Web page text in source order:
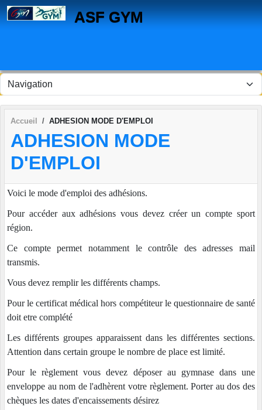
ASF GYM
Accueil ADHESION MODE D'EMPLOI
ADHESION MODE
D'EMPLOI
Voici le mode d'emploi des adhésions.
Pour accéder aux adhésions vous devez créer un compte sport
région.
Ce compte permet notamment le contrôle des adresses mail
transmis.
Vous devez remplir les différents champs.
Pour le certificat médical hors compétiteur le questionnaire de santé
doit etre complété
Les différents groupes apparaissent dans les différentes sections.
Attention dans certain groupe le nombre de place est limité.
Pour le règlement vous devez déposer au gymnase dans une
enveloppe au nom de l'adhèrent votre règlement. Porter au dos des
chèques les dates d'encaissements désirez
Panneau de gestion des cookies